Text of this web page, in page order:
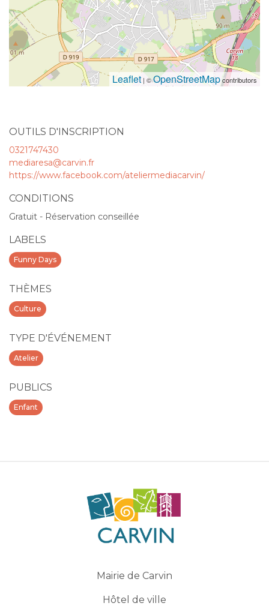
Leaflet | ©OpenStreetMapcontributors
OUTILS D'INSCRIPTION
0321747430
mediaresa@carvin.fr
https://www.facebook.com/ateliermediacarvin/
CONDITIONS
Gratuit - Réservation conseillée
LABELS
Funny Days
THÈMES
Culture
TYPE D'ÉVÉNEMENT
Atelier
PUBLICS
Enfant
Mairie de Carvin
Hôtel de ville